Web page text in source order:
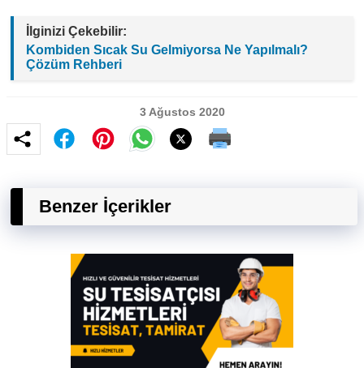
İlginizi Çekebilir:
Kombiden Sıcak Su Gelmiyorsa Ne Yapılmalı?
Çözüm Rehberi
3 Ağustos 2020
Benzer İçerikler